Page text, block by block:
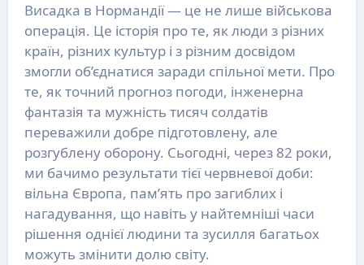
Висадка в Нормандії — це не лише військова
операція. Це історія про те, як люди з різних
країн, різних культур і з різним досвідом
змогли об’єднатися заради спільної мети. Про
те, як точний прогноз погоди, інженерна
фантазія та мужність тисяч солдатів
переважили добре підготовлену, але
розгублену оборону. Сьогодні, через 82 роки,
ми бачимо результати тієї червневої доби:
вільна Європа, пам’ять про загиблих і
нагадування, що навіть у найтемніші часи
рішення однієї людини та зусилля багатьох
можуть змінити долю світу.